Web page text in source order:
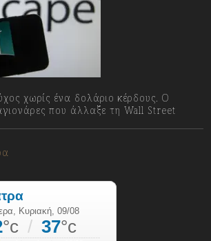
χωρίς ένα δολάριο κέρδους. Ο
που άλλαξε τη Wall Street